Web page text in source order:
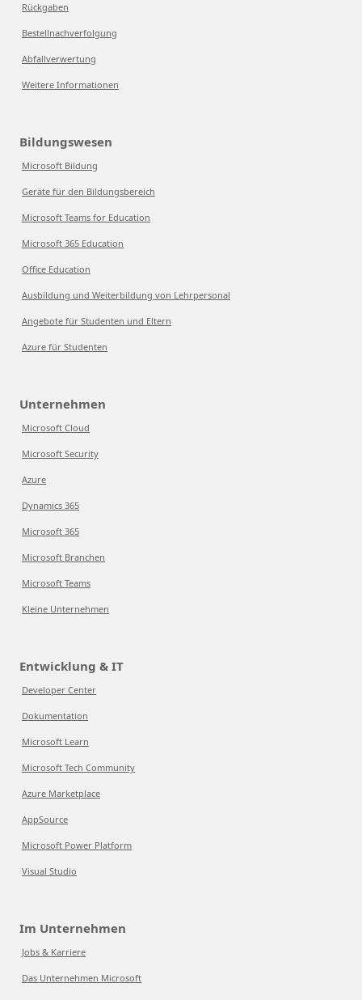
Rückgaben
Bestellnachverfolgung
Abfallverwertung
Weitere Informationen
Bildungswesen
Microsoft Bildung
Geräte für den Bildungsbereich
Microsoft Teams for Education
Microsoft 365 Education
Office Education
Ausbildung und Weiterbildung von Lehrpersonal
Angebote für Studenten und Eltern
Azure für Studenten
Unternehmen
Microsoft Cloud
Microsoft Security
Azure
Dynamics 365
Microsoft 365
Microsoft Branchen
Microsoft Teams
Kleine Unternehmen
Entwicklung & IT
Developer Center
Dokumentation
Microsoft Learn
Microsoft Tech Community
Azure Marketplace
AppSource
Microsoft Power Platform
Visual Studio
Im Unternehmen
Jobs & Karriere
Das Unternehmen Microsoft